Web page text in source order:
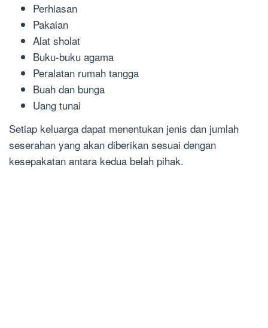
Perhiasan
Pakaian
Alat sholat
Buku-buku agama
Peralatan rumah tangga
Buah dan bunga
Uang tunai
Setiap keluarga dapat menentukan jenis dan jumlah
seserahan yang akan diberikan sesuai dengan
kesepakatan antara kedua belah pihak.